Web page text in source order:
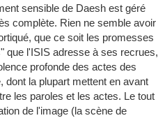
sensible de Daesh est géré
complète. Rien ne semble avoir
que ce soit les promesses
que l'ISIS adresse à ses recrues,
profonde des actes des
dont la plupart mettent en avant
les paroles et les actes. Le tout
de l'image (la scène de